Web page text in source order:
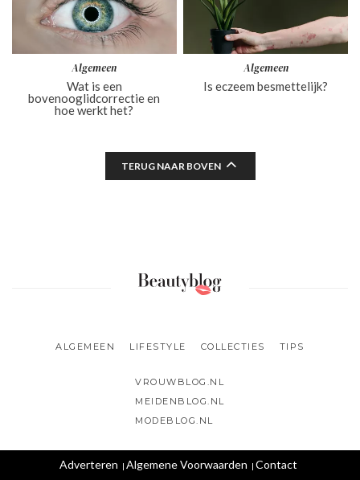
Algemeen
Wat is een
bovenooglidcorrectie en
hoe werkt het?
Algemeen
Is eczeem besmettelijk?
TERUG NAAR BOVEN
ALGEMEEN LIFESTYLE COLLECTIES TIPS
VROUWBLOG.NL
MEIDENBLOG.NL
MODEBLOG.NL
Adverteren Algemene Voorwaarden Contact